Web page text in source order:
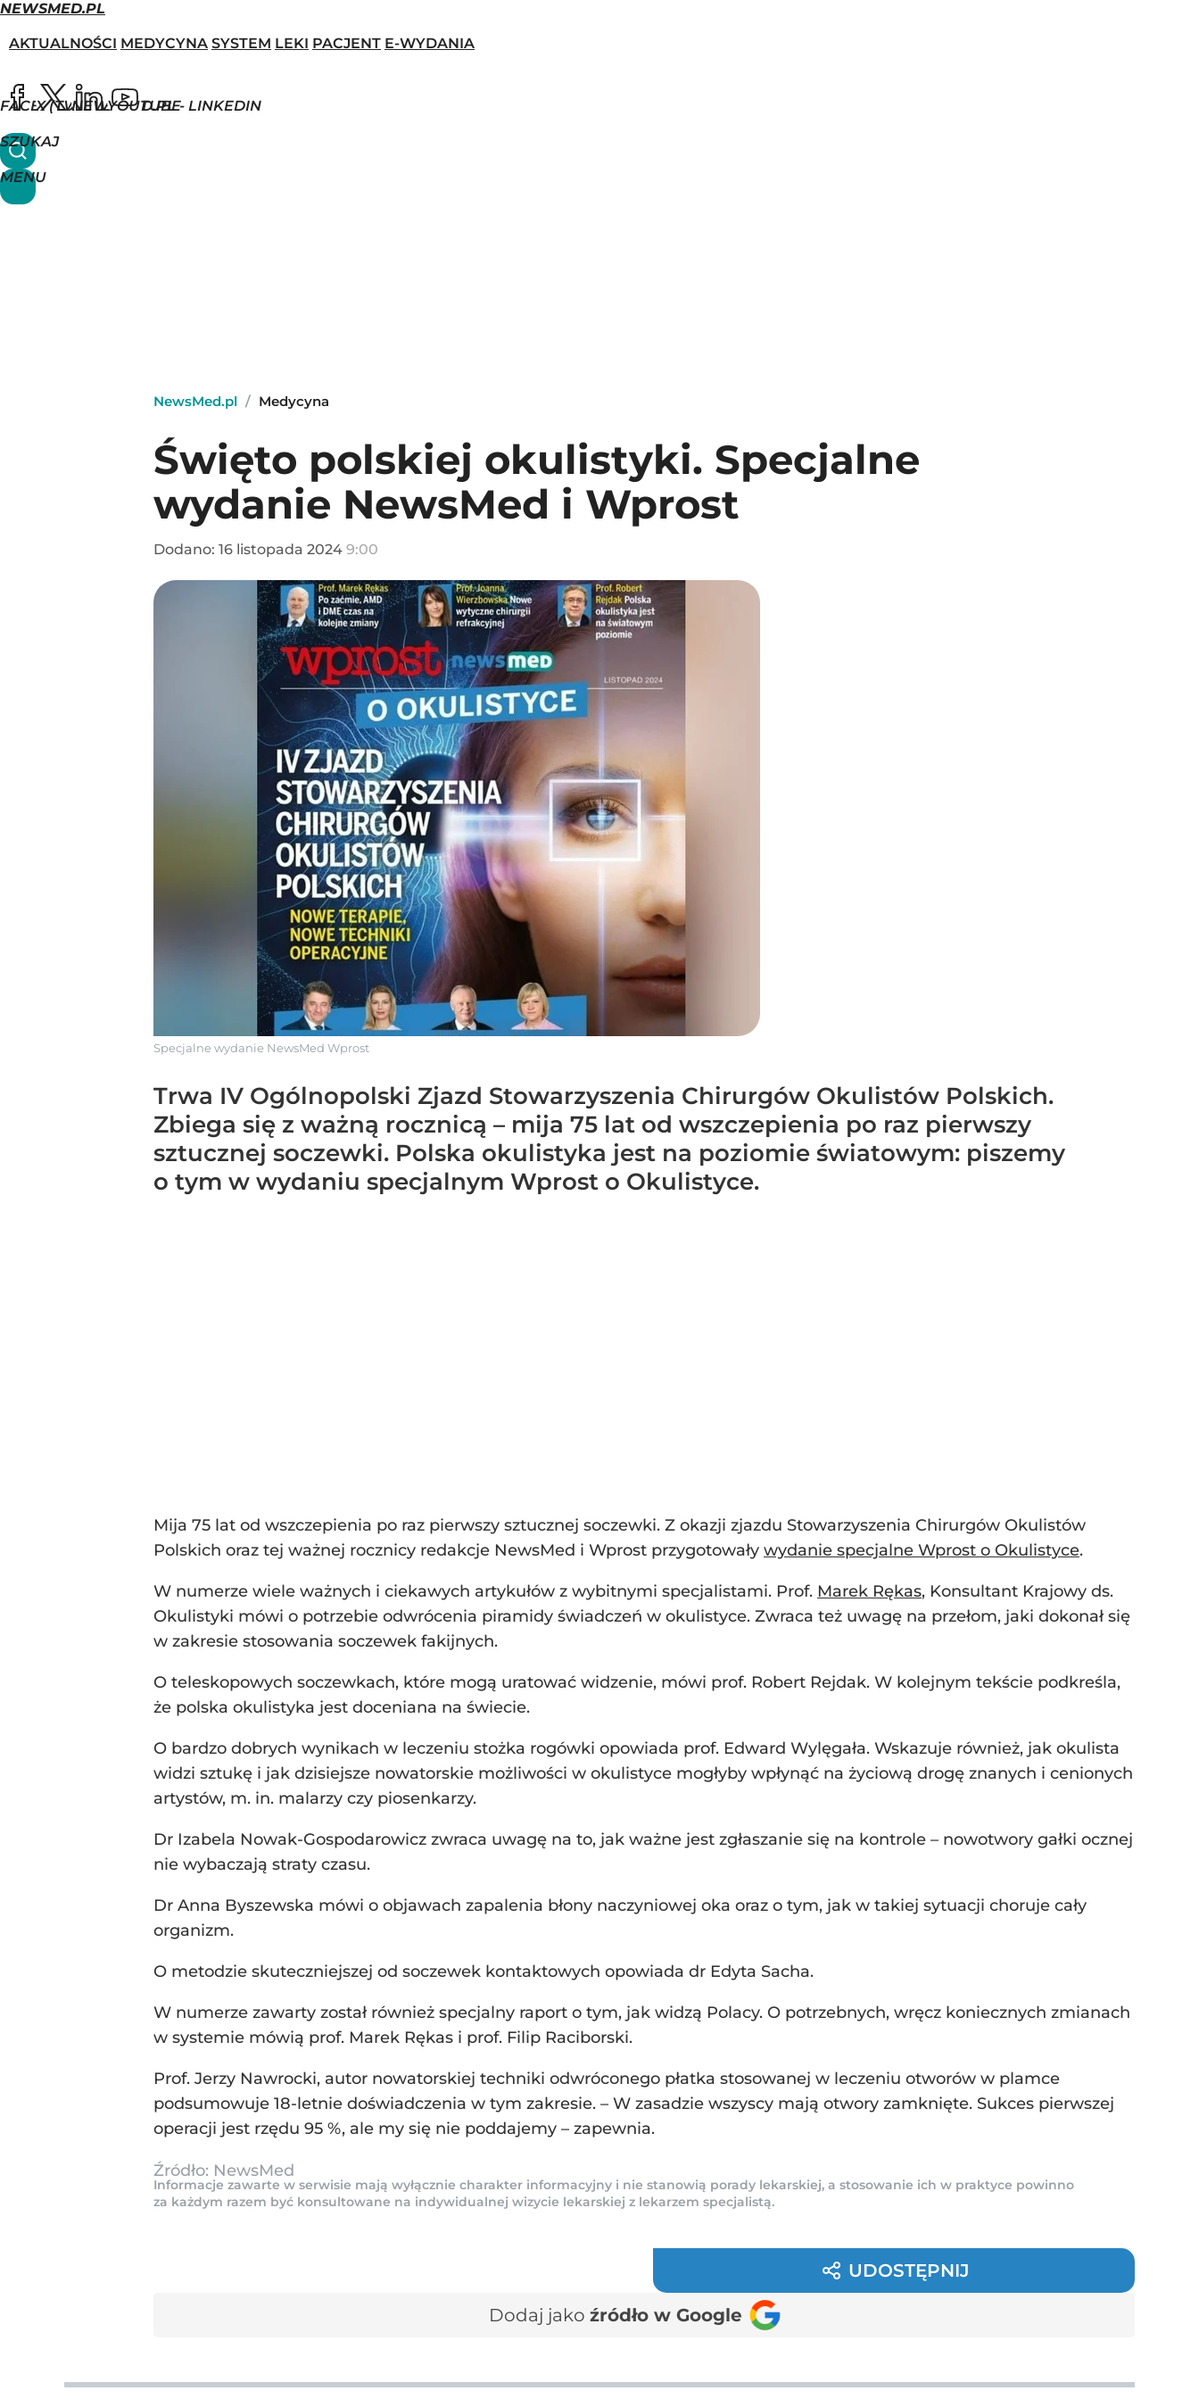
NEWSMED.PL
AKTUALNOŚCI MEDYCYNA SYSTEM LEKI PACJENT E-WYDANIA
FACEBOOK
X (TWITTER)
NEWSMED.PL - LINKEDIN
YOUTUBE
SZUKAJ
MENU
NewsMed.pl / Medycyna
Święto polskiej okulistyki. Specjalne
wydanie NewsMed i Wprost
Dodano: 16 listopada 2024 9:00
Specjalne wydanie NewsMed Wprost
Trwa IV Ogólnopolski Zjazd Stowarzyszenia Chirurgów Okulistów Polskich.
Zbiega się z ważną rocznicą – mija 75 lat od wszczepienia po raz pierwszy
sztucznej soczewki. Polska okulistyka jest na poziomie światowym: piszemy
o tym w wydaniu specjalnym Wprost o Okulistyce.
Mija 75 lat od wszczepienia po raz pierwszy sztucznej soczewki. Z okazji zjazdu Stowarzyszenia Chirurgów Okulistów
Polskich oraz tej ważnej rocznicy redakcje NewsMed i Wprost przygotowały wydanie specjalne Wprost o Okulistyce.
W numerze wiele ważnych i ciekawych artykułów z wybitnymi specjalistami. Prof. Marek Rękas, Konsultant Krajowy ds.
Okulistyki mówi o potrzebie odwrócenia piramidy świadczeń w okulistyce. Zwraca też uwagę na przełom, jaki dokonał się
w zakresie stosowania soczewek fakijnych.
O teleskopowych soczewkach, które mogą uratować widzenie, mówi prof. Robert Rejdak. W kolejnym tekście podkreśla,
że polska okulistyka jest doceniana na świecie.
O bardzo dobrych wynikach w leczeniu stożka rogówki opowiada prof. Edward Wylęgała. Wskazuje również, jak okulista
widzi sztukę i jak dzisiejsze nowatorskie możliwości w okulistyce mogłyby wpłynąć na życiową drogę znanych i cenionych
artystów, m. in. malarzy czy piosenkarzy.
Dr Izabela Nowak-Gospodarowicz zwraca uwagę na to, jak ważne jest zgłaszanie się na kontrole – nowotwory gałki ocznej
nie wybaczają straty czasu.
Dr Anna Byszewska mówi o objawach zapalenia błony naczyniowej oka oraz o tym, jak w takiej sytuacji choruje cały
organizm.
O metodzie skuteczniejszej od soczewek kontaktowych opowiada dr Edyta Sacha.
W numerze zawarty został również specjalny raport o tym, jak widzą Polacy. O potrzebnych, wręcz koniecznych zmianach
w systemie mówią prof. Marek Rękas i prof. Filip Raciborski.
Prof. Jerzy Nawrocki, autor nowatorskiej techniki odwróconego płatka stosowanej w leczeniu otworów w plamce
podsumowuje 18-letnie doświadczenia w tym zakresie. – W zasadzie wszyscy mają otwory zamknięte. Sukces pierwszej
operacji jest rzędu 95 %, ale my się nie poddajemy – zapewnia.
Źródło: NewsMed
Informacje zawarte w serwisie mają wyłącznie charakter informacyjny i nie stanowią porady lekarskiej, a stosowanie ich w praktyce powinno
za każdym razem być konsultowane na indywidualnej wizycie lekarskiej z lekarzem specjalistą.
UDOSTĘPNIJ
Dodaj jako źródło w Google